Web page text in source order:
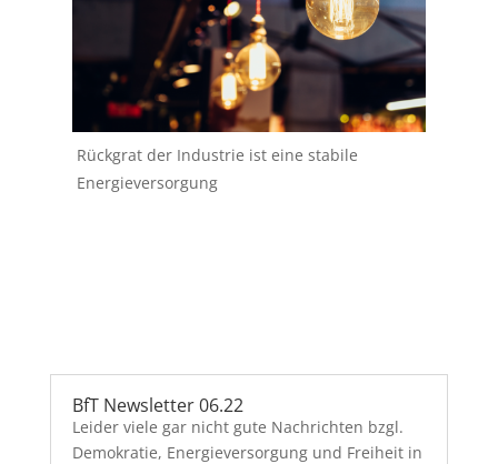
Rückgrat der Industrie ist eine stabile
Energieversorgung
BfT Newsletter 06.22
Leider viele gar nicht gute Nachrichten bzgl.
Demokratie, Energieversorgung und Freiheit in